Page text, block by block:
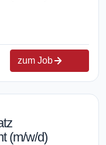
zum Job
(m/w/d)